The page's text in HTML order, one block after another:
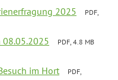
2025
PDF,
08.05.2025
PDF, 4.8 MB
im Hort
PDF,